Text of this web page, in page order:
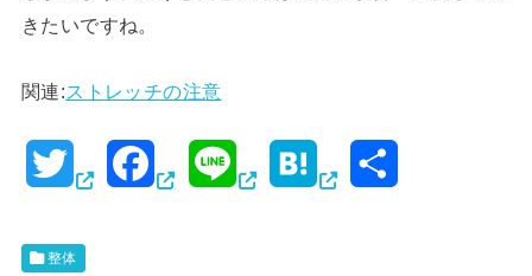
きたいですね。
関連:ストレッチの注意
i
整体